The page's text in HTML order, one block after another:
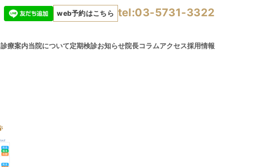
web予約はこちら tel:03-5731-3322
診療案内当院について定期検診お知らせ院長コラムアクセス採用情報